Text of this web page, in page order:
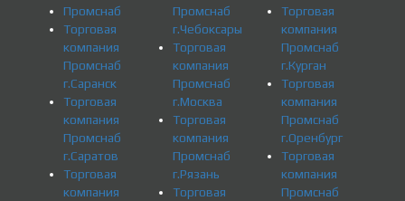
Промснаб
Торговая
компания
Промснаб
г.Саранск
Торговая
компания
Промснаб
г.Саратов
Торговая
компания
Промснаб
г.Чебоксары
Торговая
компания
Промснаб
г.Москва
Торговая
компания
Промснаб
г.Рязань
Торговая
Торговая
компания
Промснаб
г.Курган
Торговая
компания
Промснаб
г.Оренбург
Торговая
компания
Промснаб